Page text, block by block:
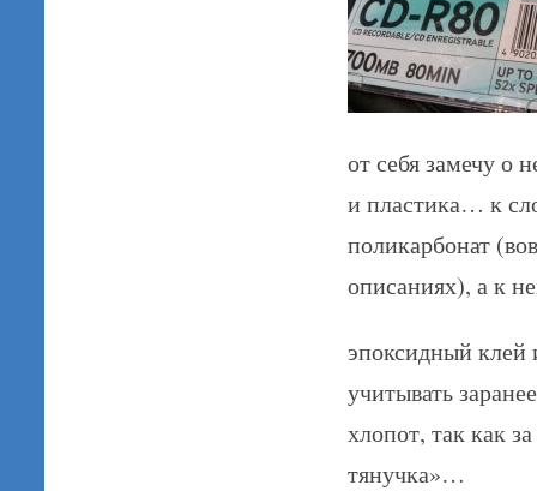
от себя замечу о
и пластика… к
поликарбонат
описаниях), а к
эпоксидный клей
учитывать
хлопот, так как
тянучка»…